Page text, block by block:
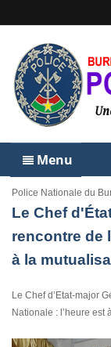
Menu
Police Nationale du
Le Chef
rencontre de
à la
Le Chef d’Etat-major
Nationale : l’heure est